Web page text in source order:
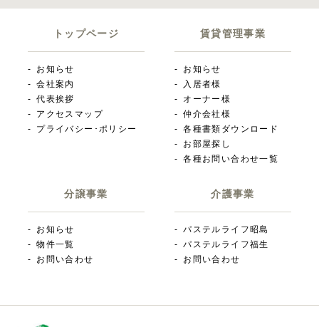
トップページ
お知らせ
会社案内
代表挨拶
アクセスマップ
プライバシー･ポリシー
賃貸管理事業
お知らせ
入居者様
オーナー様
仲介会社様
各種書類ダウンロード
お部屋探し
各種お問い合わせ一覧
分譲事業
お知らせ
物件一覧
お問い合わせ
介護事業
パステルライフ昭島
パステルライフ福生
お問い合わせ